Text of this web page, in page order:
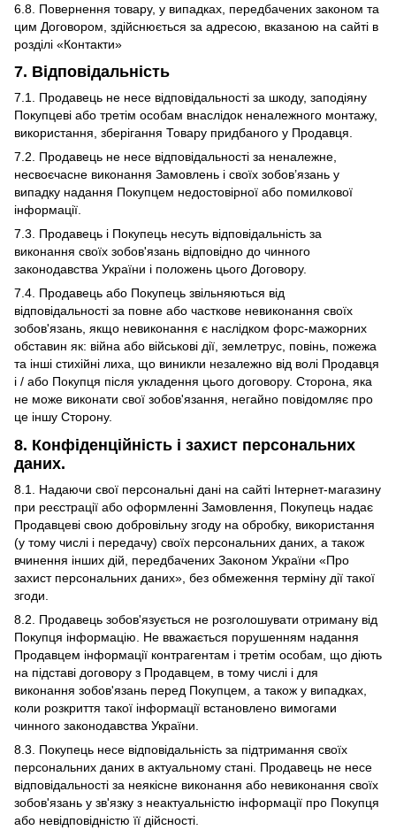
6.8. Повернення товару, у випадках, передбачених законом та
цим Договором, здійснюється за адресою, вказаною на сайті в
розділі «Контакти»
7. Відповідальність
7.1. Продавець не несе відповідальності за шкоду, заподіяну
Покупцеві або третім особам внаслідок неналежного монтажу,
використання, зберігання Товару придбаного у Продавця.
7.2. Продавець не несе відповідальності за неналежне,
несвоєчасне виконання Замовлень і своїх зобов’язань у
випадку надання Покупцем недостовірної або помилкової
інформації.
7.3. Продавець і Покупець несуть відповідальність за
виконання своїх зобов'язань відповідно до чинного
законодавства України і положень цього Договору.
7.4. Продавець або Покупець звільняються від
відповідальності за повне або часткове невиконання своїх
зобов'язань, якщо невиконання є наслідком форс-мажорних
обставин як: війна або військові дії, землетрус, повінь, пожежа
та інші стихійні лиха, що виникли незалежно від волі Продавця
і / або Покупця після укладення цього договору. Сторона, яка
не може виконати свої зобов'язання, негайно повідомляє про
це іншу Сторону.
8. Конфіденційність і захист персональних
даних.
8.1. Надаючи свої персональні дані на сайті Інтернет-магазину
при реєстрації або оформленні Замовлення, Покупець надає
Продавцеві свою добровільну згоду на обробку, використання
(у тому числі і передачу) своїх персональних даних, а також
вчинення інших дій, передбачених Законом України «Про
захист персональних даних», без обмеження терміну дії такої
згоди.
8.2. Продавець зобов'язується не розголошувати отриману від
Покупця інформацію. Не вважається порушенням надання
Продавцем інформації контрагентам і третім особам, що діють
на підставі договору з Продавцем, в тому числі і для
виконання зобов'язань перед Покупцем, а також у випадках,
коли розкриття такої інформації встановлено вимогами
чинного законодавства України.
8.3. Покупець несе відповідальність за підтримання своїх
персональних даних в актуальному стані. Продавець не несе
відповідальності за неякісне виконання або невиконання своїх
зобов'язань у зв'язку з неактуальністю інформації про Покупця
або невідповідністю її дійсності.